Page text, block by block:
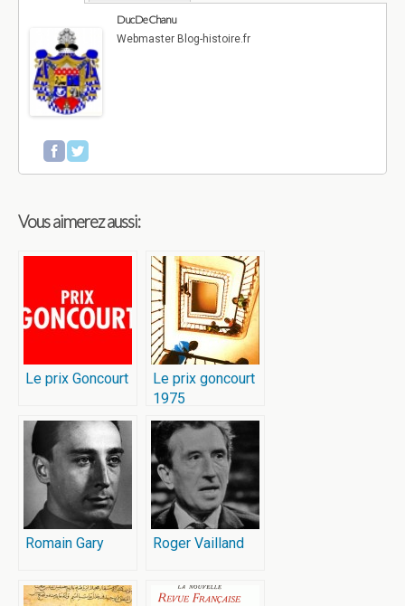
Duc De Chanu
Webmaster Blog-histoire.fr
Vous aimerez aussi:
Le prix Goncourt
Le prix goncourt
1975
Romain Gary Roger Vailland